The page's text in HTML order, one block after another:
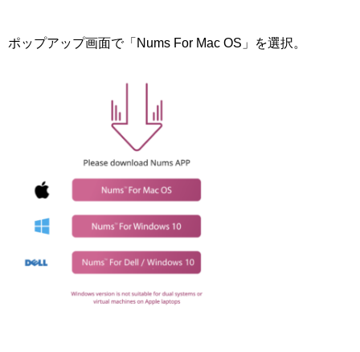
ポップアップ画面で「Nums For Mac OS」を選択。